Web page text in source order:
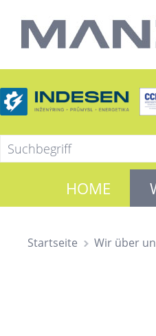
HOME
Startseite Wir über